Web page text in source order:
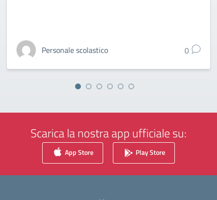
Personale scolastico 0
Scarica la nostra app ufficiale su:
App Store Play Store